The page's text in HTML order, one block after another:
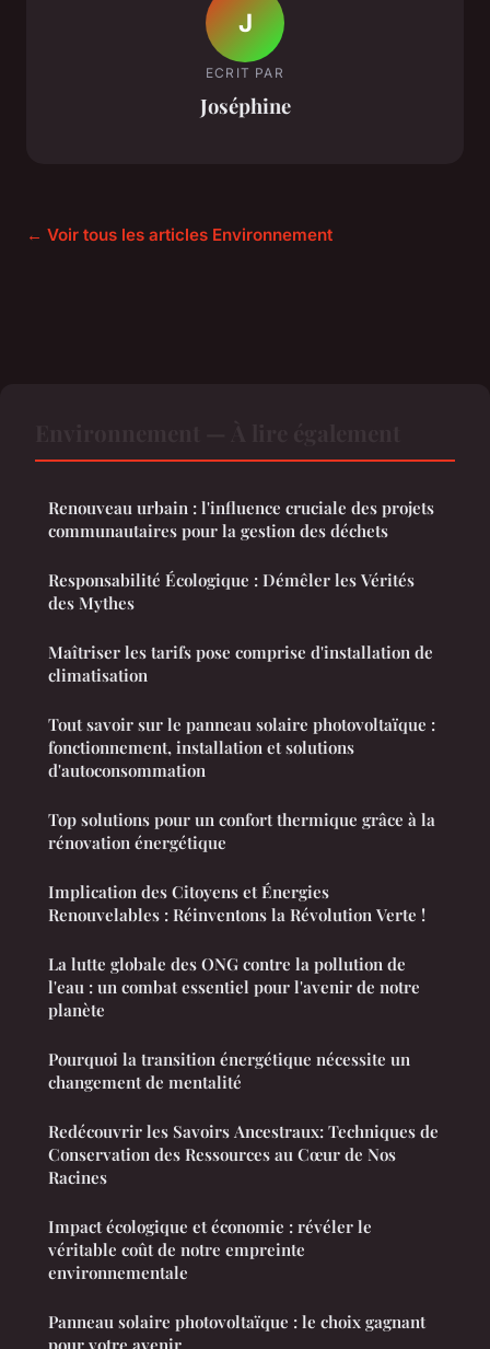
J
ECRIT PAR
Joséphine
← Voir tous les articles Environnement
Renouveau urbain : l'influence cruciale des projets
communautaires pour la gestion des déchets
Responsabilité Écologique : Démêler les Vérités
des Mythes
Maîtriser les tarifs pose comprise d'installation de
climatisation
Tout savoir sur le panneau solaire photovoltaïque :
fonctionnement, installation et solutions
d'autoconsommation
Top solutions pour un confort thermique grâce à la
rénovation énergétique
Implication des Citoyens et Énergies
Renouvelables : Réinventons la Révolution Verte !
La lutte globale des ONG contre la pollution de
l'eau : un combat essentiel pour l'avenir de notre
planète
Pourquoi la transition énergétique nécessite un
changement de mentalité
Redécouvrir les Savoirs Ancestraux: Techniques de
Conservation des Ressources au Cœur de Nos
Racines
Impact écologique et économie : révéler le
véritable coût de notre empreinte
environnementale
Panneau solaire photovoltaïque : le choix gagnant